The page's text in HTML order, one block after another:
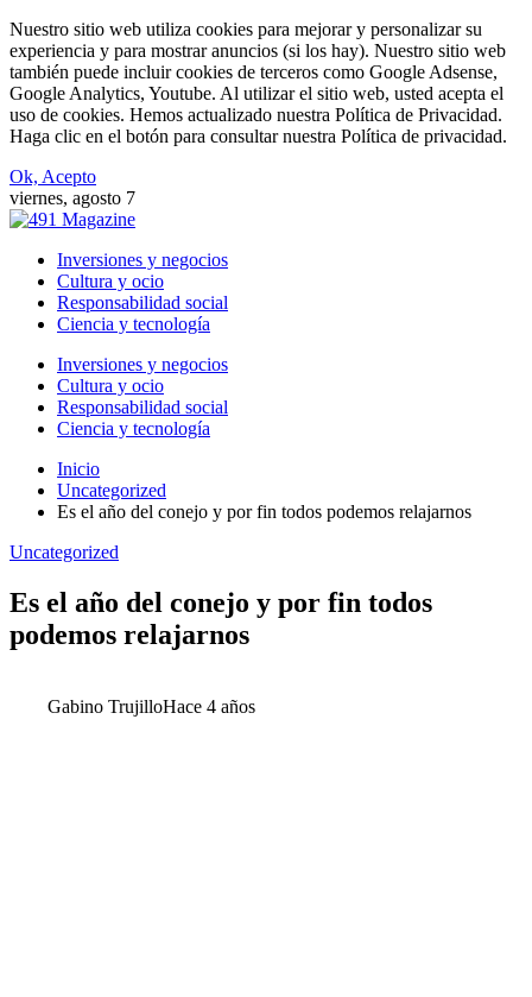
Nuestro sitio web utiliza cookies para mejorar y personalizar su
experiencia y para mostrar anuncios (si los hay). Nuestro sitio web
también puede incluir cookies de terceros como Google Adsense,
Google Analytics, Youtube. Al utilizar el sitio web, usted acepta el
uso de cookies. Hemos actualizado nuestra Política de Privacidad.
Haga clic en el botón para consultar nuestra Política de privacidad.
Ok, Acepto
viernes, agosto 7
Inversiones y negocios
Cultura y ocio
Responsabilidad social
Ciencia y tecnología
Inversiones y negocios
Cultura y ocio
Responsabilidad social
Ciencia y tecnología
Inicio
Uncategorized
Es el año del conejo y por fin todos podemos relajarnos
Uncategorized
Es el año del conejo y por fin todos
podemos relajarnos
Gabino TrujilloHace 4 años